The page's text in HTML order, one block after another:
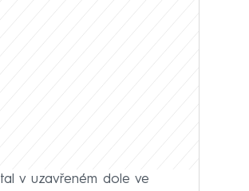
v uzavřeném dole ve